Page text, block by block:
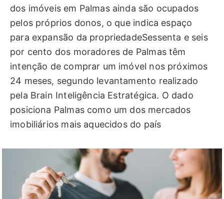
dos imóveis em Palmas ainda são ocupados
pelos próprios donos, o que indica espaço
para expansão da propriedadeSessenta e seis
por cento dos moradores de Palmas têm
intenção de comprar um imóvel nos próximos
24 meses, segundo levantamento realizado
pela Brain Inteligência Estratégica. O dado
posiciona Palmas como um dos mercados
imobiliários mais aquecidos do país